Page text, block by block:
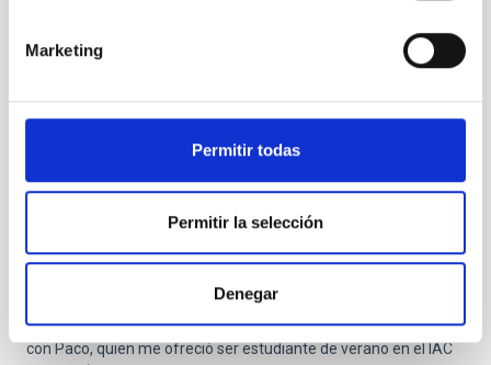
Marketing
Permitir todas
Permitir la selección
Denegar
Vie, 24/10/2025 - 15:37
la persona más influyente de las primeras décadas de la
Conocí a Paco en 1989. Yo estaba terminando la carrera en
Caltech y no tenía ningún contacto con la astrofísica española.
Un compañero mío de la universidad era canario y, por
amigo que estaba buscando la oportunidad de hacer unas
prácticas de verano en España y, a través de su padre, contacté
con Paco, quien me ofreció ser estudiante de verano en el IAC